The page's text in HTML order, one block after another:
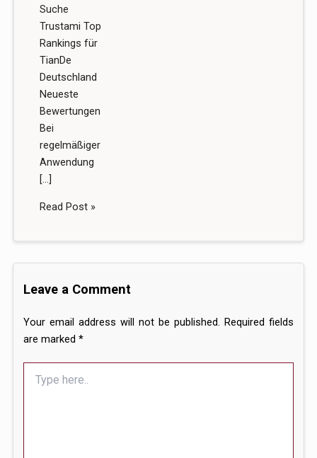
Suche
Trustami Top
Rankings für
TianDe
Deutschland
Neueste
Bewertungen
Bei
regelmäßiger
Anwendung
[…]
Read Post »
Leave a Comment
Your email address will not be published. Required fields
are marked*
here..